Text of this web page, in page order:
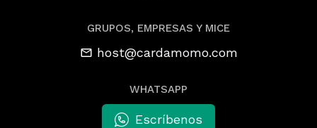
GRUPOS, EMPRESAS Y MICE
host@cardamomo.com
WHATSAPP
Escríbenos